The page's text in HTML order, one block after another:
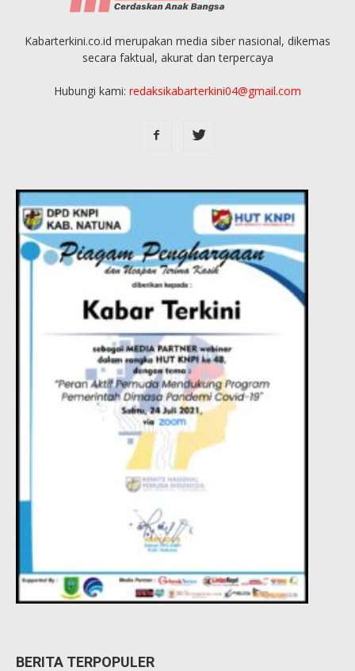
Kabarterkini.co.id merupakan media siber nasional, dikemas
secara faktual, akurat dan terpercaya
Hubungi kami: redaksikabarterkini04@gmail.com
BERITA TERPOPULER